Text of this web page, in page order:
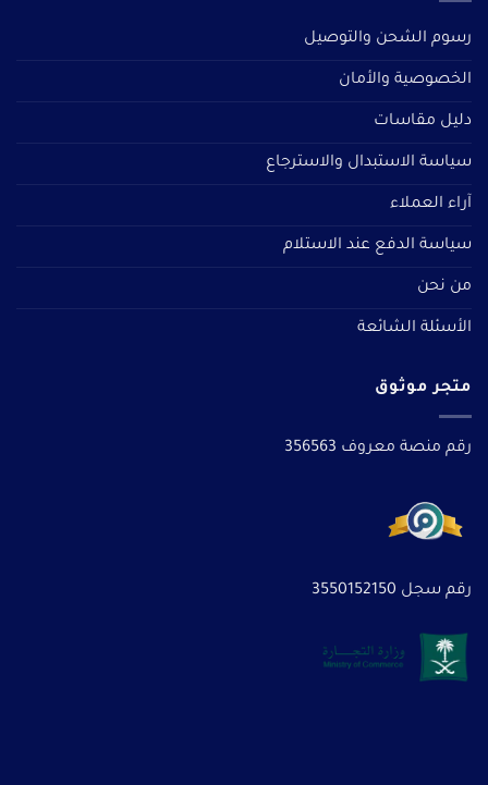
رسوم الشحن والتوصيل
الخصوصية والأمان
دليل مقاسات
سياسة الاستبدال والاسترجاع
آراء العملاء
سياسة الدفع عند الاستلام
من نحن
الأسئلة الشائعة
متجر موثوق
رقم منصة معروف 356563
رقم سجل 3550152150